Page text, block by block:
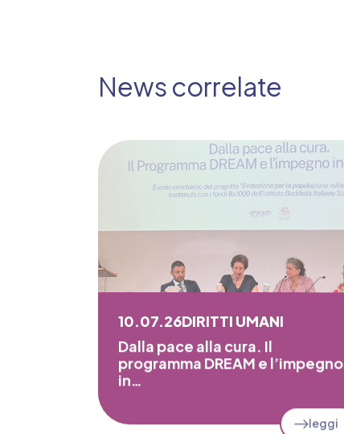
News correlate
10.07.26DIRITTI UMANI
Dalla pace alla cura. Il
programma DREAM e l’impegno
in…
leggi